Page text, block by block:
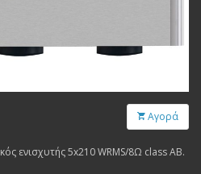
Αγορά
ενισχυτής 5x210 WRMS/8Ω class AB.